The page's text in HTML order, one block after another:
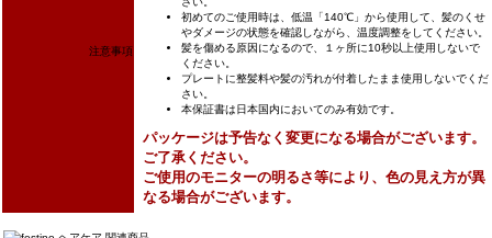
注意事項
初めてのご使用時は、低温「140℃」から使用して、髪のくせ
やダメージの状態を確認しながら、温度調整をしてください。
髪を傷める原因になるので、１ヶ所に10秒以上使用しないで
ください。
プレートに整髪料や髪の汚れが付着したまま使用しないでくだ
さい。
本保証書は日本国内においてのみ有効です。
パッケージは予告なく変更になる場合がございます。
ご了承ください。
ご使用のモニターの明るさ等により、色の見え方が異
なる場合がございます。